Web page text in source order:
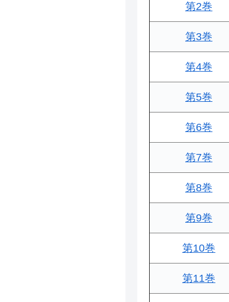
第2巻
第3巻
第4巻
第5巻
第6巻
第7巻
第8巻
第9巻
第10巻
第11巻